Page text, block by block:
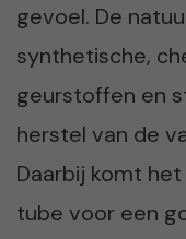
gevoel. De
synthetische,
geurstoffen en
herstel van de
Daarbij komt
tube voor een